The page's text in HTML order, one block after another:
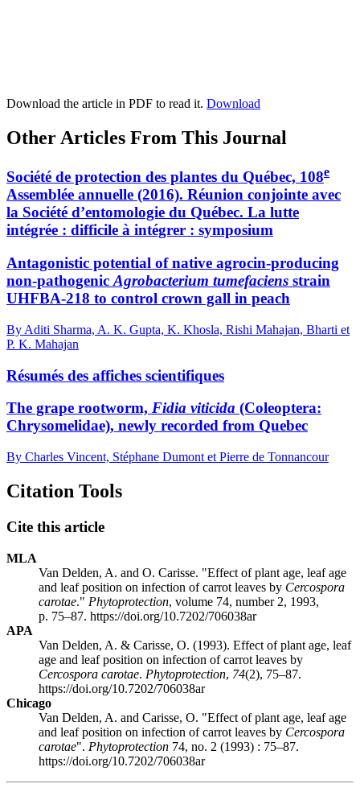
Download the article in PDF to read it. Download
Other Articles From This Journal
Société de protection des plantes du Québec, 108e
Assemblée annuelle (2016). Réunion conjointe avec
la Société d’entomologie du Québec. La lutte
intégrée : difficile à intégrer : symposium
Antagonistic potential of native agrocin-producing
non-pathogenic Agrobacterium tumefaciens strain
UHFBA-218 to control crown gall in peach
By Aditi Sharma, A. K. Gupta, K. Khosla, Rishi Mahajan, Bharti et
P. K. Mahajan
Résumés des affiches scientifiques
The grape rootworm, Fidia viticida (Coleoptera:
Chrysomelidae), newly recorded from Quebec
By Charles Vincent, Stéphane Dumont et Pierre de Tonnancour
Citation Tools
Cite this article
MLA
Van Delden, A. and O. Carisse. "Effect of plant age, leaf age
and leaf position on infection of carrot leaves by Cercospora
carotae." Phytoprotection, volume 74, number 2, 1993,
p. 75–87. https://doi.org/10.7202/706038ar
APA
Van Delden, A. & Carisse, O. (1993). Effect of plant age, leaf
age and leaf position on infection of carrot leaves by
Cercospora carotae. Phytoprotection, 74(2), 75–87.
https://doi.org/10.7202/706038ar
Chicago
Van Delden, A. and Carisse, O. "Effect of plant age, leaf age
and leaf position on infection of carrot leaves by Cercospora
carotae". Phytoprotection 74, no. 2 (1993) : 75–87.
https://doi.org/10.7202/706038ar